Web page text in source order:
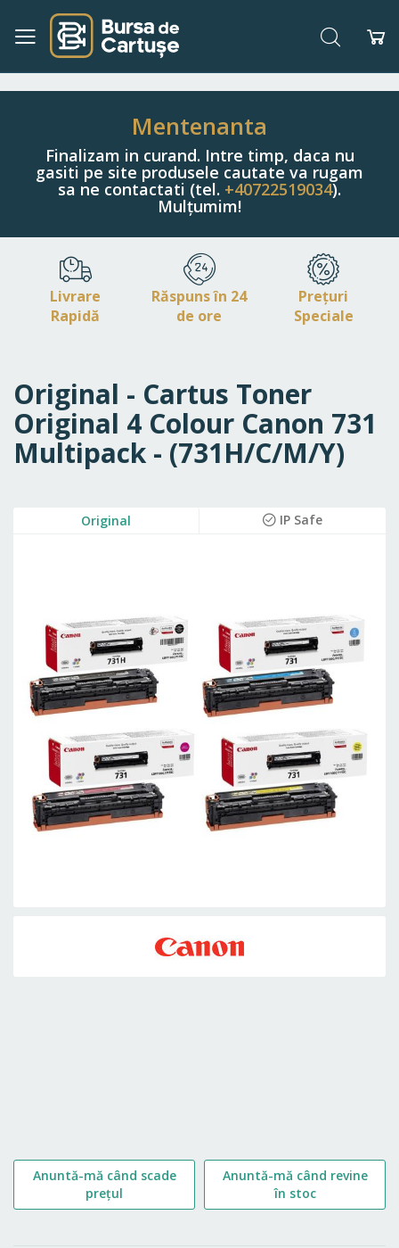
Navigați
Conținut
Căutare
Mentenanta
Finalizam in curand. Intre timp, daca nu
gasiti pe site produsele cautate va rugam
sa ne contactati (tel. +40722519034).
Mulțumim!
Livrare
Rapidă
Răspuns în 24
de ore
Prețuri
Speciale
Original - Cartus Toner
Original 4 Colour Canon 731
Multipack - (731H/C/M/Y)
Anuntă-mă când scade
prețul
Anuntă-mă când revine
în stoc
images
gallery
Original IP Safe